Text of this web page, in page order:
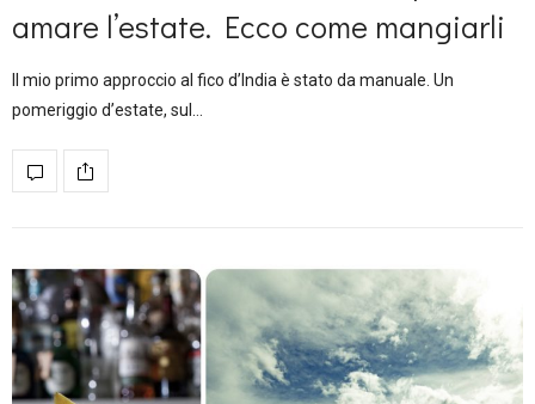
amare l’estate. Ecco come mangiarli
ll mio primo approccio al fico d’India è stato da manuale. Un
pomeriggio d’estate, sul…